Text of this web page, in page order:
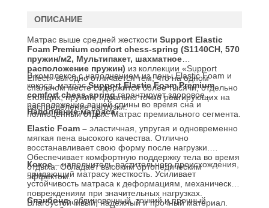
ОПИСАНИЕ
Матрас выше средней жесткости Support Elastic
Foam Premium comfort chess-spring (S1140CH, 570
пружин/м2, Мультипакет, шахматное
расположение пружин) из коллекции «Support
Effect» выгодно отличается тем, что на одном
спальном месте содержится более тысячи, отдельно
стоящих, пружин, идеально точно реагирующих на
распределение нагрузки.
В комплексе с наполнением из пены Elastic Foam и
кокоса, матрасSupport Elastic Foam Premium
comfort chess-springгарантирует здоровое
расположение вашей спины во время сна и
полноценный отдых. Матрас премиального сегмента.
Наполнение матраса.
Elastic Foam – эластичная, упругая и одновременно
мягкая пена высокого качества. Отлично
восстанавливает свою форму после нагрузки.
Обеспечивает комфортную поддержку тела во время
отдыха. Обладает высоким ортопедическим
эффектом.
Кокос– наполнитель растительного происхождения,
придающий матрасу жесткость. Усиливает
устойчивость матраса к деформациям, механическим
повреждениям при значительных нагрузках.
Влагоустойчивый, надежный и прочный материал.
Спанбонд- облицовочный, тонкий и прочный